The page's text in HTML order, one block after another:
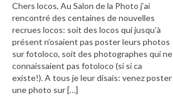
Chers locos, Au Salon de la Photo j’ai
rencontré des centaines de nouvelles
recrues locos: soit des locos qui jusqu’à
présent n’osaient pas poster leurs photos
sur fotoloco, soit des photographes qui ne
connaissaient pas fotoloco (si si ca
existe!). A tous je leur disais: venez poster
une photo sur […]